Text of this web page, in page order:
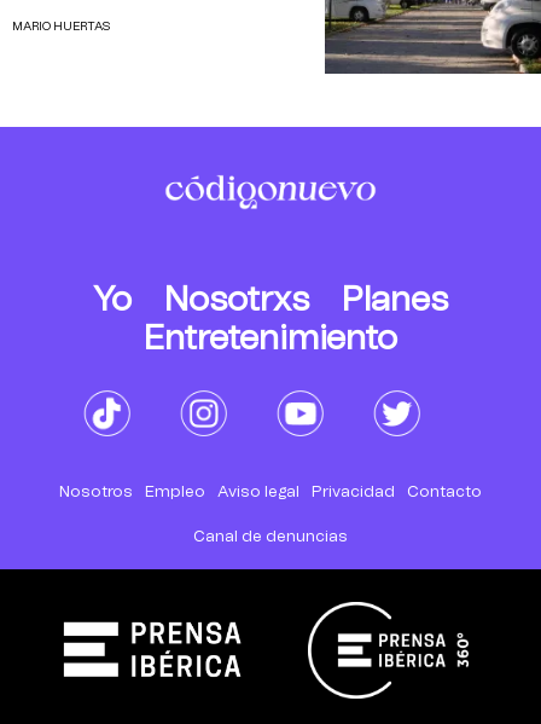
MARIO HUERTAS
Yo Nosotrxs
Planes
Entretenimiento
Nosotros Empleo Aviso legal Privacidad Contacto
Canal de denuncias